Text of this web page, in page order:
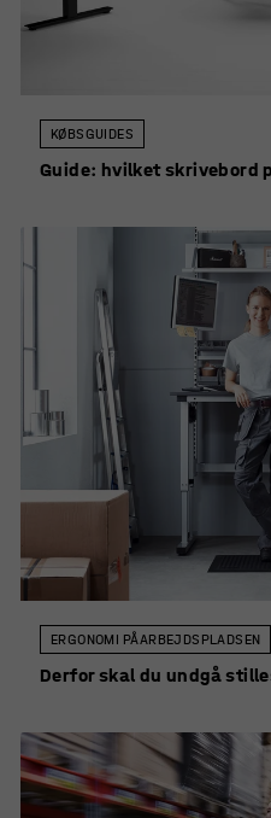
KØBSGUIDES
Guide: hvilket skrivebord
ERGONOMI PÅ ARBEJDSPLADSEN
Derfor skal du undgå